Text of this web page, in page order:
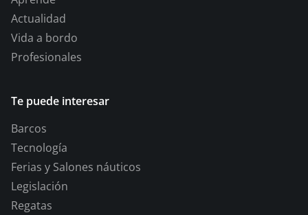
Actualidad
Vida a bordo
Profesionales
Te puede interesar
Barcos
Tecnología
Ferias y Salones náuticos
Legislación
Regatas